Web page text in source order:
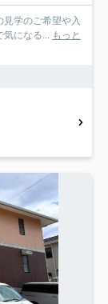
学のご希望や入
気になる... もっと